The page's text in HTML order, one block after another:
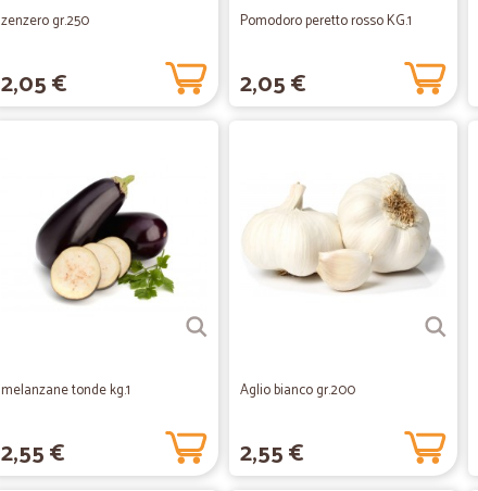
zenzero gr.250
2,05 €
Pomodoro peretto rosso KG.1
2,05 €
melanzane tonde kg.1
2,55 €
Aglio bianco gr.200
2,55 €